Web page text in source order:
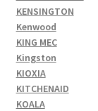
KENSINGTON
Kenwood
KING MEC
Kingston
KIOXIA
KITCHENAID
KOALA